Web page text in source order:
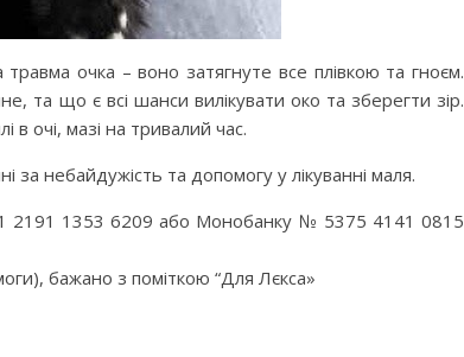
очка – воно затягнуте все плівкою та гноєм.
та що є всі шанси вилікувати око та зберегти зір.
в очі, мазі на тривалий час.
за небайдужість та допомогу у лікуванні маля.
1353 6209 або Монобанку № 5375 4141 0815
бажано з поміткою “Для Лєкса»